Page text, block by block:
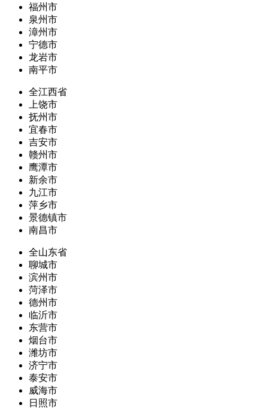
福州市
泉州市
漳州市
宁德市
龙岩市
南平市
全江西省
上饶市
抚州市
宜春市
吉安市
赣州市
鹰潭市
新余市
九江市
萍乡市
景德镇市
南昌市
全山东省
聊城市
滨州市
菏泽市
德州市
临沂市
东营市
烟台市
潍坊市
济宁市
泰安市
威海市
日照市